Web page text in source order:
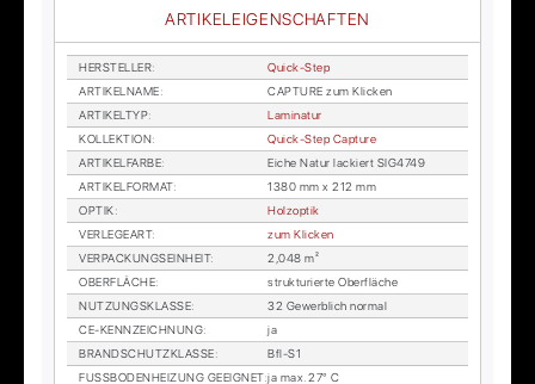
ARTIKELEIGENSCHAFTEN
HER­STEL­LER:
Quick-Step
AR­TI­KEL­NA­ME:
CAP­TU­RE zum Kli­cken
AR­TI­KEL­TYP:
La­mi­na­tur
KOL­LEK­TI­ON:
Quick-Step Cap­tu­re
AR­TI­KEL­FAR­BE:
Ei­che Na­tur la­ckiert SIG4749
AR­TI­KEL­FOR­MAT:
1380 mm x 212 mm
OP­TIK:
Holz­op­tik
VER­LE­GE­ART:
zum Kli­cken
VER­PA­CKUNGS­EIN­HEIT:
2,048 m²
OBER­FLÄ­CHE:
struk­tu­rier­te Ober­flä­che
NUT­ZUNGS­KLAS­SE:
32 Ge­werb­lich nor­mal
CE-KENN­ZEICH­NUNG:
ja
BRAND­SCHUTZ­KLAS­SE:
Bfl-S1
FUSS­BO­DEN­HEI­ZUNG GE­EIG­NET:ja max. 27° C